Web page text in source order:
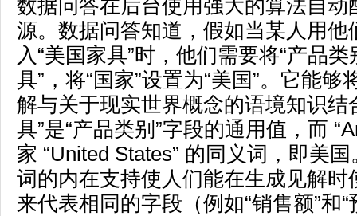
数据问答在后台使用强大的算法自动
源。数据问答知道，假如当某人用他
入“美国家具”时，他们需要将“产品类
具”，将“国家”设置为“美国”。它能
解与关于现实世界概念的语境知识结
具”是“产品类别”字段的通用值，而
家 “United States” 的同义词，即美
词的内在支持使人们能在生成见解时
来代表相同的字段（例如“销售额”和“